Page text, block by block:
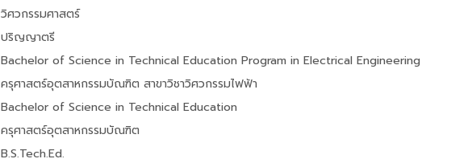
วิศวกรรมศาสตร์
ปริญญาตรี
Bachelor of Science in Technical Education Program in Electrical Engineering
ครุศาสตร์อุตสาหกรรมบัณฑิต สาขาวิชาวิศวกรรมไฟฟ้า
Bachelor of Science in Technical Education
ครุศาสตร์อุตสาหกรรมบัณฑิต
B.S.Tech.Ed.